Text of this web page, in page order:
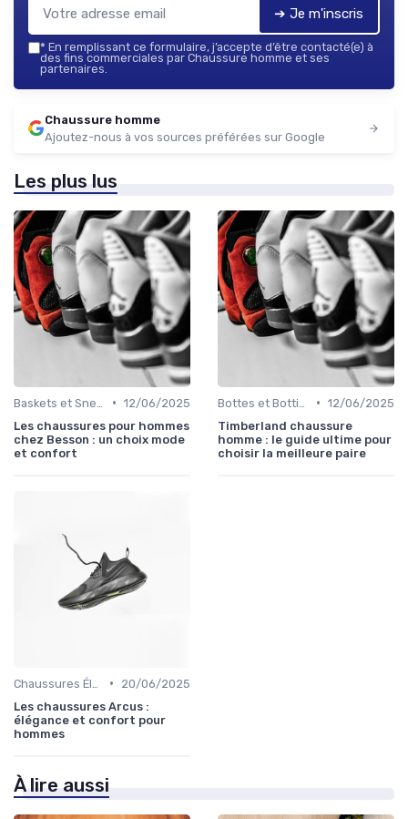
➔ Je m'inscris
* En remplissant ce formulaire, j’accepte d’être contacté(e) à
des fins commerciales par Chaussure homme et ses
partenaires.
Chaussure homme
Ajoutez-nous à vos sources préférées sur Google
Les plus lus
• 12/06/2025
Les chaussures pour hommes
chez Besson : un choix mode
et confort
• 12/06/2025
Timberland chaussure
homme : le guide ultime pour
choisir la meilleure paire
•
20/06/2025
Les chaussures Arcus :
élégance et confort pour
hommes
À lire aussi